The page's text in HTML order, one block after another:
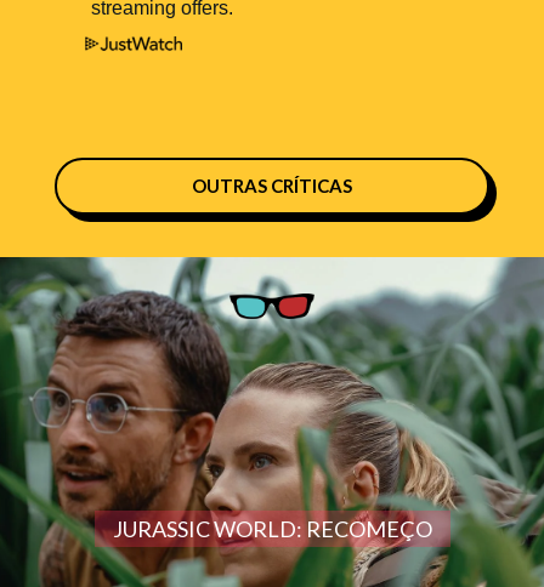
OUTRAS CRÍTICAS
JURASSIC WORLD: RECOMEÇO